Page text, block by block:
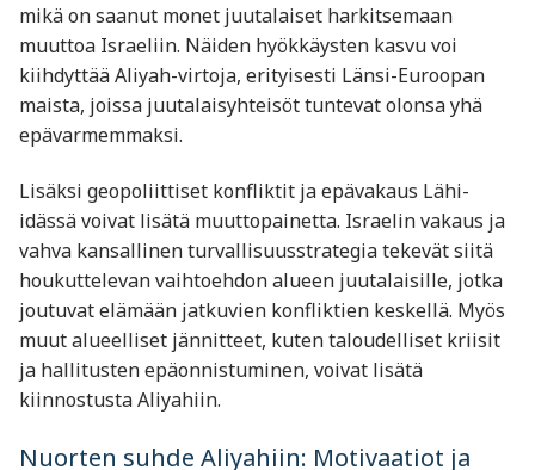
mikä on saanut monet juutalaiset harkitsemaan
muuttoa Israeliin. Näiden hyökkäysten kasvu voi
kiihdyttää Aliyah-virtoja, erityisesti Länsi-Euroopan
maista, joissa juutalaisyhteisöt tuntevat olonsa yhä
epävarmemmaksi.
Lisäksi geopoliittiset konfliktit ja epävakaus Lähi-
idässä voivat lisätä muuttopainetta. Israelin vakaus ja
vahva kansallinen turvallisuusstrategia tekevät siitä
houkuttelevan vaihtoehdon alueen juutalaisille, jotka
joutuvat elämään jatkuvien konfliktien keskellä. Myös
muut alueelliset jännitteet, kuten taloudelliset kriisit
ja hallitusten epäonnistuminen, voivat lisätä
kiinnostusta Aliyahiin​.
Nuorten suhde Aliyahiin: Motivaatiot ja